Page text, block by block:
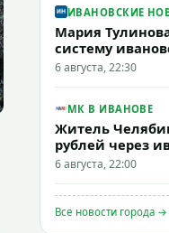
ИВАНОВСКИЕ
Мария
систему
6 августа, 22:30
МК В ИВАНОВЕ
Житель
рублей через
6 августа, 22:00
Все новости города →